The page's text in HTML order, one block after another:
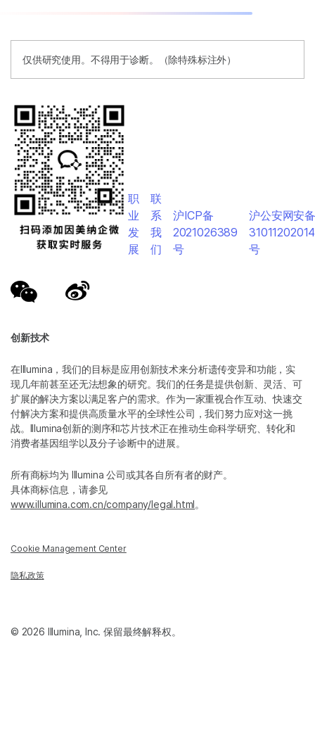
仅供研究使用。不得用于诊断。（除特殊标注外）
创新技术
在Illumina，我们的目标是应用创新技术来分析遗传变异和功能，实
现几年前甚至还无法想象的研究。我们的任务是提供创新、灵活、可
扩展的解决方案以满足客户的需求。作为一家重视合作互动、快速交
付解决方案和提供高质量水平的全球性公司，我们努力应对这一挑
战。Illumina创新的测序和芯片技术正在推动生命科学研究、转化和
消费者基因组学以及分子诊断中的进展。
所有商标均为 Illumina 公司或其各自所有者的财产。
具体商标信息，请参见
www.illumina.com.cn/company/legal.html。
Cookie Management Center
隐私政策
职
业
发
展
联
系
我
们
沪ICP备
2021026389
号
沪公安网安
号
© 2026 Illumina, Inc. 保留最终解释权。